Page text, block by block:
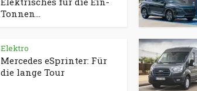
Tonnen...
Elektro
Mercedes eSprinter: Für
die lange Tour